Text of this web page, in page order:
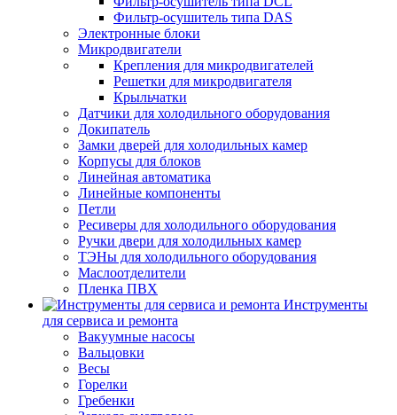
Фильтр-осушитель типа DAS
Электронные блоки
Микродвигатели
Крепления для микродвигателей
Решетки для микродвигателя
Крыльчатки
Датчики для холодильного оборудования
Докипатель
Замки дверей для холодильных камер
Корпусы для блоков
Линейная автоматика
Линейные компоненты
Петли
Ресиверы для холодильного оборудования
Ручки двери для холодильных камер
ТЭНы для холодильного оборудования
Маслоотделители
Пленка ПВХ
Инструменты
для сервиса и ремонта
Вакуумные насосы
Вальцовки
Весы
Горелки
Гребенки